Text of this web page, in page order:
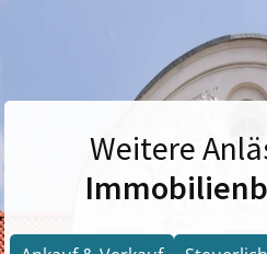
Weitere